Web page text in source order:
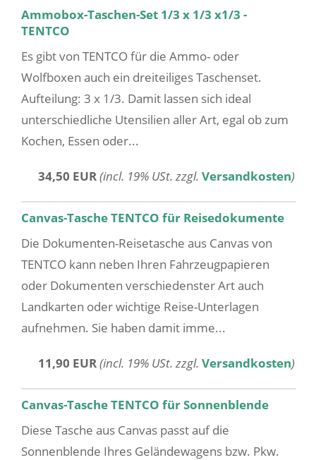
Ammobox-Taschen-Set 1/3 x 1/3 x1/3 -
TENTCO
Es gibt von TENTCO für die Ammo- oder
Wolfboxen auch ein dreiteiliges Taschenset.
Aufteilung: 3 x 1/3. Damit lassen sich ideal
unterschiedliche Utensilien aller Art, egal ob zum
Kochen, Essen oder...
34,50 EUR(incl. 19% USt. zzgl. Versandkosten)
Canvas-Tasche TENTCO für Reisedokumente
Die Dokumenten-Reisetasche aus Canvas von
TENTCO kann neben Ihren Fahrzeugpapieren
oder Dokumenten verschiedenster Art auch
Landkarten oder wichtige Reise-Unterlagen
aufnehmen. Sie haben damit imme...
11,90 EUR(incl. 19% USt. zzgl. Versandkosten)
Canvas-Tasche TENTCO für Sonnenblende
Diese Tasche aus Canvas passt auf die
Sonnenblende Ihres Geländewagens bzw. Pkw.